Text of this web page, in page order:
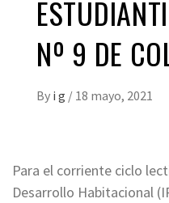
Nº 9 DE
By i g / 18 mayo, 2021
Para el corriente ciclo
Desarrollo Habitacional